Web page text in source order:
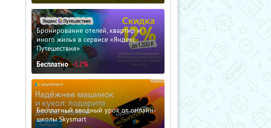
Бронирование отелей, квартир и
иного жилья в сервисе «Яндекс
Путешествия»
Бесплатно -12%
Бесплатный вводный урок от онлайн-
школы Skysmart